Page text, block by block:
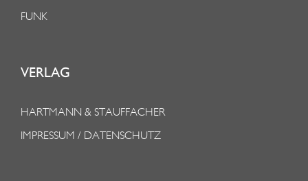
FUNK
VERLAG
HARTMANN & STAUFFACHER
IMPRESSUM / DATENSCHUTZ